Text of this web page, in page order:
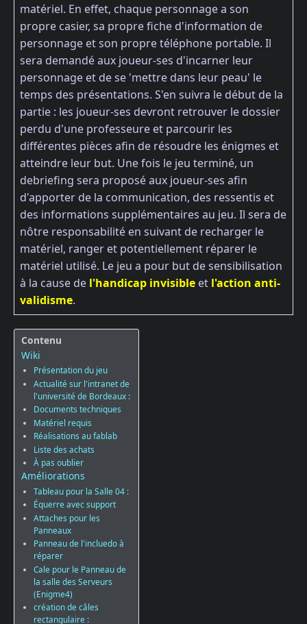
matériel. En effet, chaque personnage a son
propre casier, sa propre fiche d'information de
personnage et son propre téléphone portable. Il
sera demandé aux joueur-ses d'incarner leur
personnage et de se 'mettre dans leur peau' le
temps des présentations. S'en suivra le début de la
partie : les joueur-ses devront retrouver le dossier
perdu d'une professeure et parcourir les
différentes pièces afin de résoudre les énigmes et
atteindre leur but. Une fois le jeu terminé, un
debriefing sera proposé aux joueur-ses afin
d'apporter de la communication, des ressentis et
des informations supplémentaires au jeu. Il sera de
nôtre responsabilité en suivant de recharger le
matériel, ranger et potentiellement réparer le
matériel utilisé. Le jeu a pour but de sensibilisation
à la cause de l'handicap invisible et l'action anti-
validisme.
Contenu
Wiki
Présentation du jeu
Actualité sur l'intranet de
l'université de Bordeaux :
Documents techniques
Matériel requis
Réalisations au fablab
Liste des achats
À pas oublier
Améliorations
Tableau pour la Salle 04 :
Équerre avec support
Attaches pour les
Panneaux
Panneau de l'incluedo à
réparer
Cale pour le Panneau de
la salle des Serveurs
(Enigme4)
création de câles
rectangulaire :